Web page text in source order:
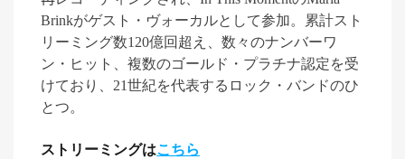
Brinkがゲスト・ヴォーカルとして参加。累計スト
リーミング数120億回超え、数々のナンバーワ
ン・ヒット、複数のゴールド・プラチナ認定を受
けており、 21世紀を代表するロック・バンドのひ
とつ。
ストリーミングはこちら